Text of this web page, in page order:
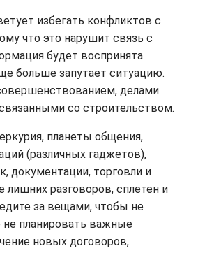
избегать конфликтов с
что это нарушит связь с
будет воспринята
больше запутает ситуацию.
делами
со строительством.
планеты общения,
(различных гаджетов),
документации, торговли и
лишних разговоров, сплетен и
за вещами, чтобы не
не планировать важные
новых договоров,